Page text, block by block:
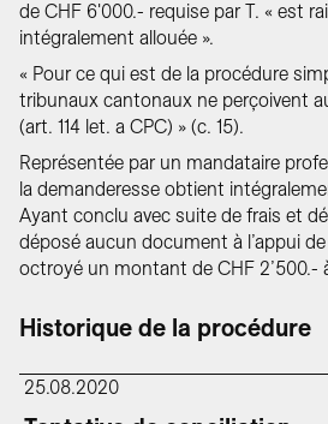
de CHF 6'000.- requise par T. « est
intégralement allouée ».
« Pour ce qui est de la procédure
tribunaux cantonaux ne perçoivent
(art. 114 let. a CPC) » (c. 15).
Représentée par un mandataire
la demanderesse obtient
Ayant conclu avec suite de frais et
déposé aucun document à l’appui
octroyé un montant de CHF 2’500.-
Historique de la procédure
25.08.2020